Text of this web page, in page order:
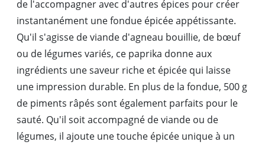
de l'accompagner avec d'autres épices pour créer
instantanément une fondue épicée appétissante.
Qu'il s'agisse de viande d'agneau bouillie, de bœuf
ou de légumes variés, ce paprika donne aux
ingrédients une saveur riche et épicée qui laisse
une impression durable. En plus de la fondue, 500 g
de piments râpés sont également parfaits pour le
sauté. Qu'il soit accompagné de viande ou de
légumes, il ajoute une touche épicée unique à un